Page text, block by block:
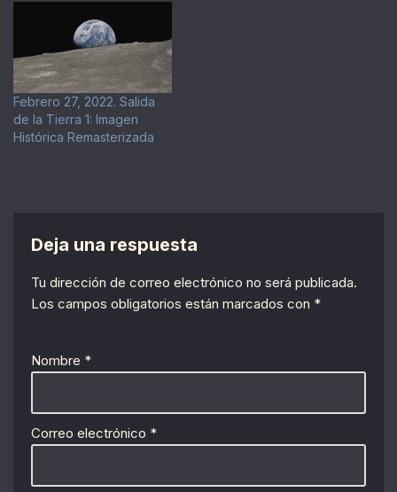
Febrero 27, 2022. Salida
de la Tierra 1: Imagen
Histórica Remasterizada
Deja una respuesta
Tu dirección de correo electrónico no será publicada.
Los campos obligatorios están marcados con *
Nombre *
Correo electrónico *